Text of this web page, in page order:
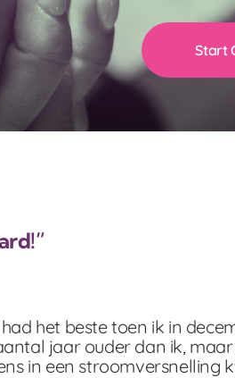
Start
het beste toen ik in
jaar ouder dan ik,
in een stroomversnelling